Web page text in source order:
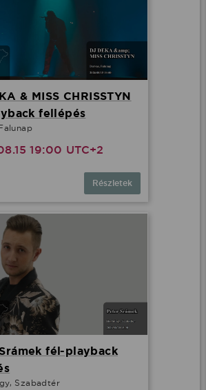
& MISS CHRISSTYN
fellépés
19:00 UTC+2
Részletek
fél-playback
Szabadtér